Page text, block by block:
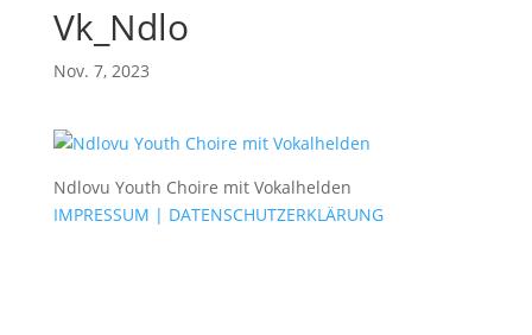
Vk_Ndlo
Nov. 7, 2023
Ndlovu Youth Choire mit Vokalhelden
IMPRESSUM | DATENSCHUTZERKLÄRUNG